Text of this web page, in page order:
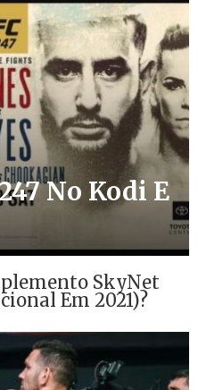
No Kodi E
SkyNet
Em 2021)?